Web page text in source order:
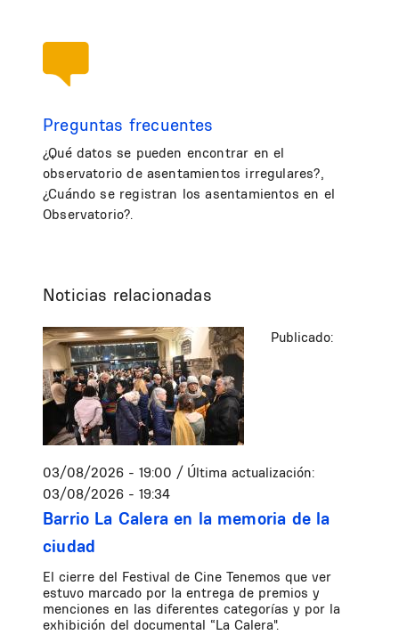
Preguntas frecuentes
¿Qué datos se pueden encontrar en el
observatorio de asentamientos irregulares?,
¿Cuándo se registran los asentamientos en el
Observatorio?.
Noticias relacionadas
Publicado:
03/08/2026 - 19:00 / Última actualización:
03/08/2026 - 19:34
Barrio La Calera en la memoria de la
ciudad
El cierre del Festival de Cine Tenemos que ver
estuvo marcado por la entrega de premios y
menciones en las diferentes categorías y por la
exhibición del documental “La Calera".